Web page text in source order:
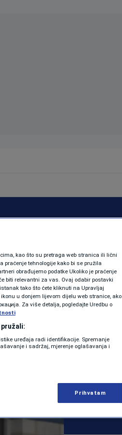
ga
kao što su pretraga web stranica ili lični
praćenje tehnologije kako bi se pružila
obrađujemo podatke Ukoliko je praćenje
biti relevantni za vas. Ovaj odabir postavki
tako što ćete kliknuti na Upravljaj
u donjem lijevom dijelu web stranice, ako
Za više detalja, pogledajte Uredbu o
uređaja radi identifikacije. Spremanje
i sadržaj, mjerenje oglašavanja i
Prihvatam